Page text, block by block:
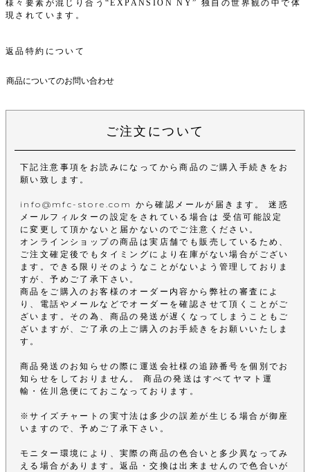
様々要素が混じり合う“EXPANSION NY” 独自の世界観の中で体
現されています。
返品特約について
商品についてのお問い合わせ
ご注文について
下記注意事項をお読みになってから商品のご購入手続きをお
願い致します。
info@mfc-store.com から確認メールが届きます。 迷惑
メールフィルターの設定をされている場合は 受信可能設定
に変更して頂かないと届かないのでご注意ください。
オンラインショップの商品は実店舗でも販売しているため、
ご注文確定後でもタイミングにより在庫がない場合がござい
ます。できる限りそのようなことがないよう管理しておりま
すが、予めご了承下さい。
商品をご購入のお客様のオーダー内容から弊社の審査によ
り、電話やメールなどでオーダーを確認させて頂くことがご
ざいます。その為、商品の発送が遅くなってしまうこともご
ざいますが、ご了承の上ご購入のお手続きをお願いいたしま
す。
商品発送のお知らせの際に運送会社様の追跡番号を個別でお
知らせをしておりません。 商品の発送はすべてヤマト運
輸・佐川急便にておこなっております。
※サイズチャートの実寸法は多少の誤差が生じる場合が御座
いますので、予めご了承下さい。
モニター環境により、実際の商品の色合いと多少異なってみ
える場合があります。返品・交換は出来ませんので色合いが